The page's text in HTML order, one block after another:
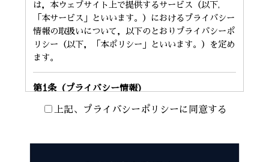
は，本ウェブサイト上で提供するサービス（以下,
「本サービス」といいます。）におけるプライバシー
情報の取扱いについて，以下のとおりプライバシーポ
リシー（以下，「本ポリシー」といいます。）を定め
ます。
第1条（プライバシー情報）
プライバシー情報のうち「個人情報」とは，個人情報
上記、プライバシーポリシーに同意する